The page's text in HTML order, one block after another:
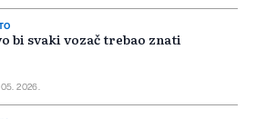
bi svaki vozač trebao znati
2026.